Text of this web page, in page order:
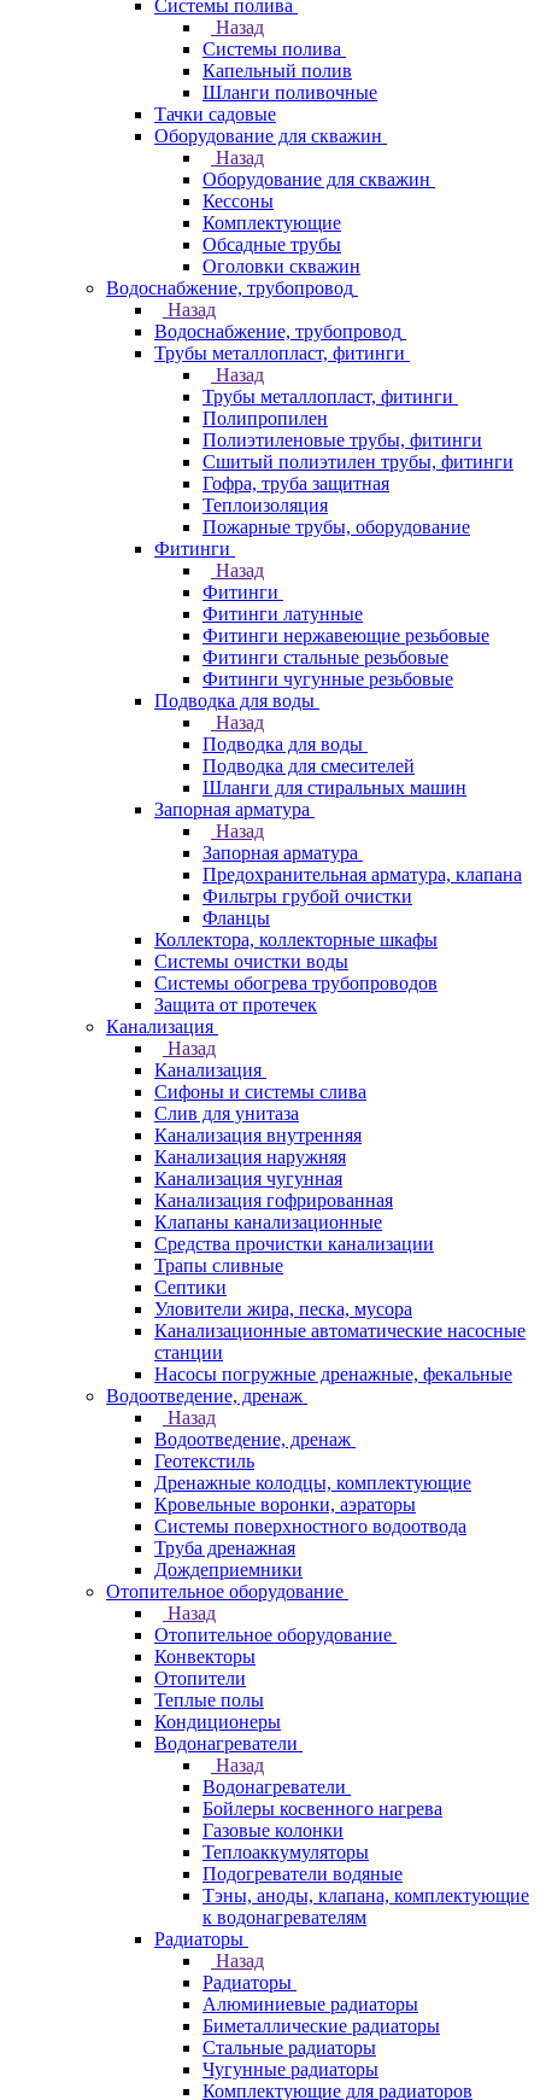
Системы полива
Назад
Системы полива
Капельный полив
Шланги поливочные
Тачки садовые
Оборудование для скважин
Назад
Оборудование для скважин
Кессоны
Комплектующие
Обсадные трубы
Оголовки скважин
Водоснабжение, трубопровод
Назад
Водоснабжение, трубопровод
Трубы металлопласт, фитинги
Назад
Трубы металлопласт, фитинги
Полипропилен
Полиэтиленовые трубы, фитинги
Сшитый полиэтилен трубы, фитинги
Гофра, труба защитная
Теплоизоляция
Пожарные трубы, оборудование
Фитинги
Назад
Фитинги
Фитинги латунные
Фитинги нержавеющие резьбовые
Фитинги стальные резьбовые
Фитинги чугунные резьбовые
Подводка для воды
Назад
Подводка для воды
Подводка для смесителей
Шланги для стиральных машин
Запорная арматура
Назад
Запорная арматура
Предохранительная арматура, клапана
Фильтры грубой очистки
Фланцы
Коллектора, коллекторные шкафы
Системы очистки воды
Системы обогрева трубопроводов
Защита от протечек
Канализация
Назад
Канализация
Сифоны и системы слива
Слив для унитаза
Канализация внутренняя
Канализация наружняя
Канализация чугунная
Канализация гофрированная
Клапаны канализационные
Средства прочистки канализации
Трапы сливные
Септики
Уловители жира, песка, мусора
Канализационные автоматические насосные
станции
Насосы погружные дренажные, фекальные
Водоотведение, дренаж
Назад
Водоотведение, дренаж
Геотекстиль
Дренажные колодцы, комплектующие
Кровельные воронки, аэраторы
Системы поверхностного водоотвода
Труба дренажная
Дождеприемники
Отопительное оборудование
Назад
Отопительное оборудование
Конвекторы
Отопители
Теплые полы
Кондиционеры
Водонагреватели
Назад
Водонагреватели
Бойлеры косвенного нагрева
Газовые колонки
Теплоаккумуляторы
Подогреватели водяные
Тэны, аноды, клапана, комплектующие
к водонагревателям
Радиаторы
Назад
Радиаторы
Алюминиевые радиаторы
Биметаллические радиаторы
Стальные радиаторы
Чугунные радиаторы
Комплектующие для радиаторов